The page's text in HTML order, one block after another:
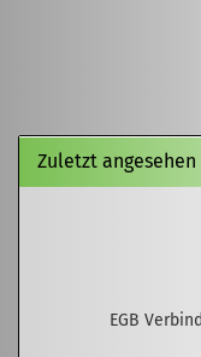
Zuletzt angesehen
EGB